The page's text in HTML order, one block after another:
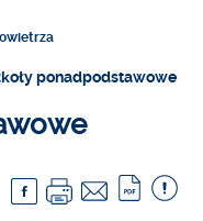
ponadpodstawowe